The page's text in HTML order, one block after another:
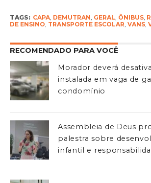
TAGS: CAPA, DEMUTRAN GERAL ÔNIBUS,
DE ENSINO TRANSPORTE ESCOLAR VANS,
RECOMENDADO PARA VOCÊ
Morador deverá
instalada em vaga de
condomínio
Assembleia de Deus
palestra sobre
infantil e